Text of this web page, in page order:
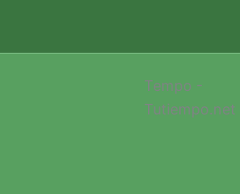
Tempo -
Tutiempo.net